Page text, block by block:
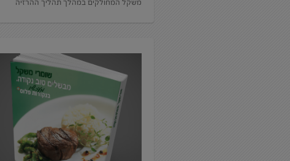
משקל המחולקים במהלך תהליך ההרזיה